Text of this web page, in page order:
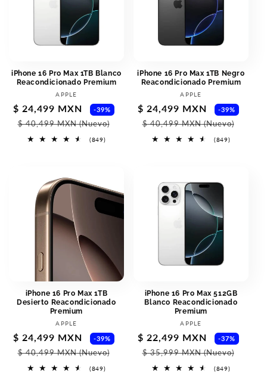
iPhone 16 Pro Max 1TB Blanco
Reacondicionado Premium
Vendor:
APPLE
Sale
price
$ 24,499 MXN -39%
Regular
price
$ 40,499 MXN(Nuevo)
(849)849
iPhone 16 Pro Max 1TB Negro
Reacondicionado Premium
Vendor:
APPLE
Sale
price
$ 24,499 MXN -39%
$ 40,499 MXN(Nuevo)
(849)849
iPhone 16 Pro Max 1TB
Desierto Reacondicionado
Premium
Vendor:
APPLE
Sale
price
$ 24,499 MXN -39%
Regular
price
$ 40,499 MXN(Nuevo)
(849)849
iPhone 16 Pro Max 512GB
Blanco Reacondicionado
Premium
Vendor:
APPLE
Sale
price
$ 22,499 MXN -37%
$ 35,999 MXN(Nuevo)
(849)849